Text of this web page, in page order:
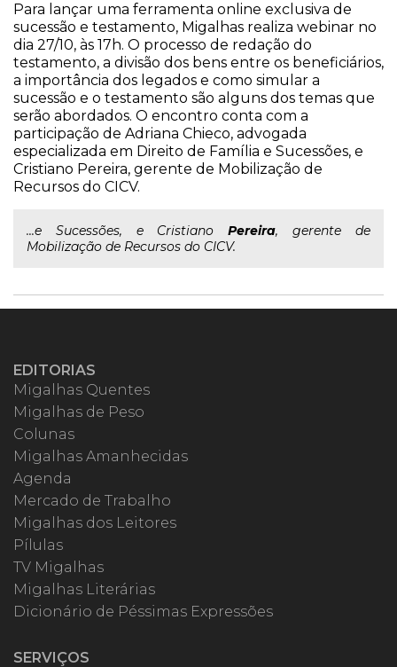
Para lançar uma ferramenta online exclusiva de
sucessão e testamento, Migalhas realiza webinar no
dia 27/10, às 17h. O processo de redação do
testamento, a divisão dos bens entre os beneficiários,
a importância dos legados e como simular a
sucessão e o testamento são alguns dos temas que
serão abordados. O encontro conta com a
participação de Adriana Chieco, advogada
especializada em Direito de Família e Sucessões, e
Cristiano Pereira, gerente de Mobilização de
Recursos do CICV.
...e Sucessões, e CristianoPereira, gerente de
Mobilização de Recursos do CICV.
EDITORIAS
Migalhas Quentes
Migalhas de Peso
Colunas
Migalhas Amanhecidas
Agenda
Mercado de Trabalho
Migalhas dos Leitores
Pílulas
TV Migalhas
Migalhas Literárias
Dicionário de Péssimas Expressões
SERVIÇOS